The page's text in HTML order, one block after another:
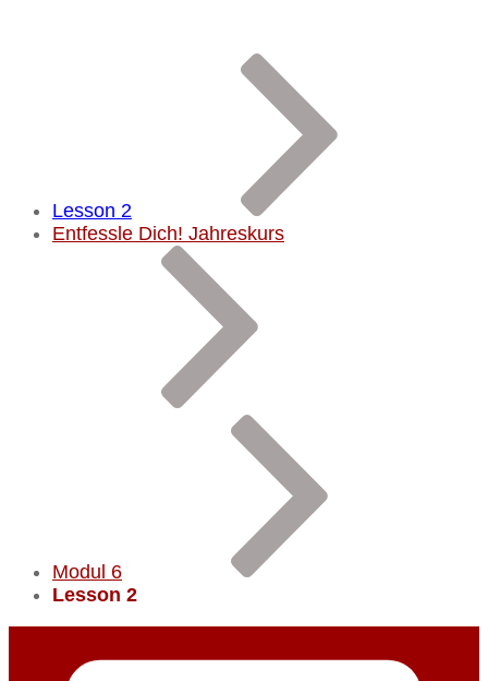
Lesson 2
Entfessle Dich! Jahreskurs
Modul 6
Lesson 2